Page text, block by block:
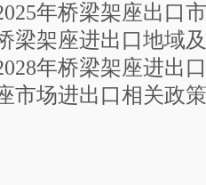
年桥梁架座出口
架座进出口地域
年桥梁架座进出
场进出口相关政策